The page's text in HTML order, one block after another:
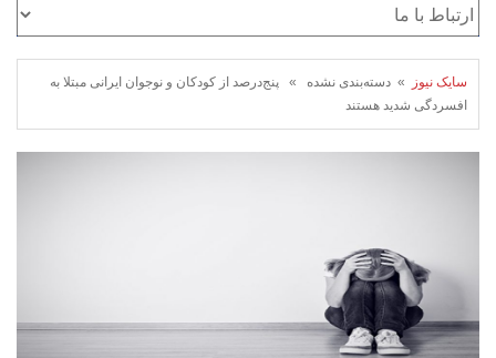
سایک نیوز
» دسته‌بندی نشده » پنج‌درصد از کودکان و نوجوان ایرانی مبتلا به
افسردگی شدید هستند